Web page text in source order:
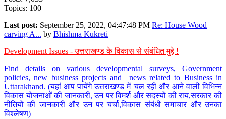
Topics: 100
Last post: September 25, 2022, 04:47:48 PM Re: House Wood
carving A... by Bhishma Kukreti
Development Issues - उत्तराखण्ड के विकास से संबंधित मुद्दे !
Find details on various developmental surveys, Government
policies, new business projects and news related to Business in
Uttarakhand. (यहां आप पायेंगे उत्तराखण्ड में चल रही और आने वाली विभिन्न
विकास योजनाओं की जानकारी, उन पर विमर्श और सदस्यों की राय,सरकार की
नीतियों की जानकारी और उन पर चर्चा,विकास संबंधी समाचार और उनका
विश्लेषण)